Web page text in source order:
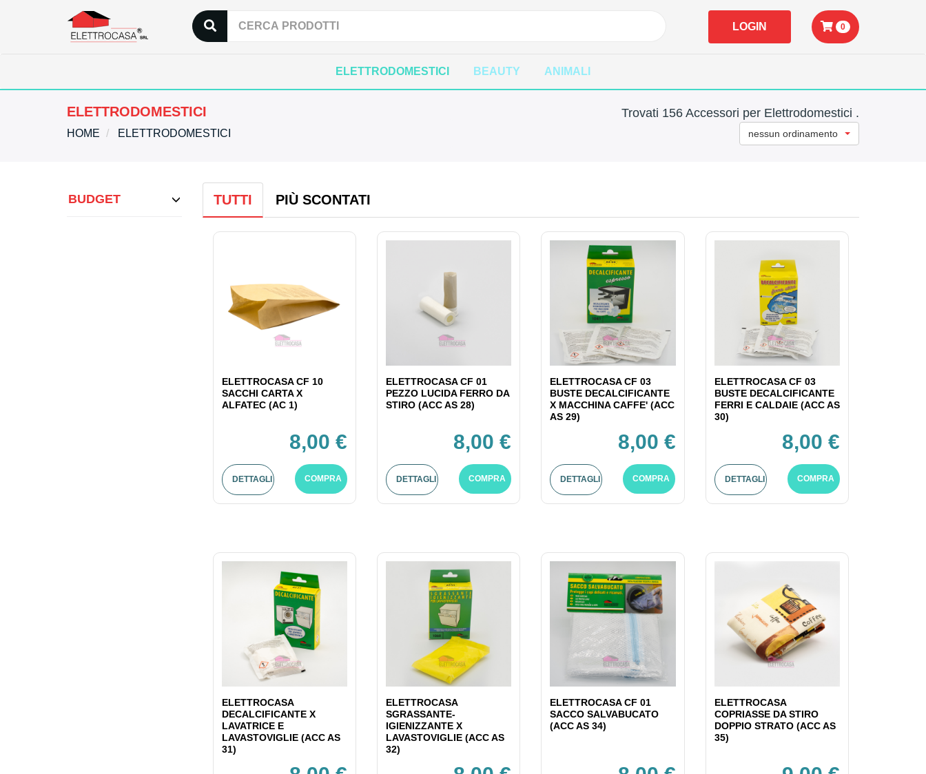
LOGIN 0
ELETTRODOMESTICI BEAUTY ANIMALI
ELETTRODOMESTICI
HOME ELETTRODOMESTICI
Trovati 156 Accessori per Elettrodomestici .
nessun ordinamento
BUDGET TUTTI PIÙ SCONTATI
ELETTROCASA CF 10
SACCHI CARTA X
ALFATEC (AC 1)
8,00 €
DETTAGLI COMPRA
ELETTROCASA CF 01
PEZZO LUCIDA FERRO DA
STIRO (ACC AS 28)
8,00 €
DETTAGLI COMPRA
ELETTROCASA CF 03
BUSTE DECALCIFICANTE
X MACCHINA CAFFE' (ACC
AS 29)
8,00 €
DETTAGLI COMPRA
ELETTROCASA CF 03
BUSTE DECALCIFICANTE
FERRI E CALDAIE (ACC AS
30)
8,00 €
DETTAGLI COMPRA
ELETTROCASA
DECALCIFICANTE X
LAVATRICE E
LAVASTOVIGLIE (ACC AS
31)
ELETTROCASA
SGRASSANTE-
IGIENIZZANTE X
LAVASTOVIGLIE (ACC AS
32)
ELETTROCASA CF 01
SACCO SALVABUCATO
(ACC AS 34)
ELETTROCASA
COPRIASSE DA STIRO
DOPPIO STRATO (ACC AS
35)